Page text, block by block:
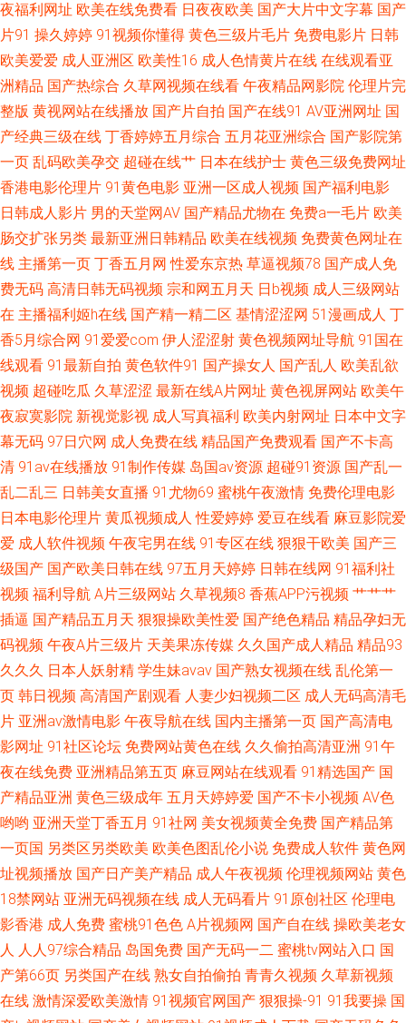
成免费入口 蜜桃成人网站 91黑丝无码 成人午夜无码福利视频 男人天堂网手
机版 91青青视屏 91国产亚洲视频 91超碰导航 狠狠撸狠狠操 91福利姬福利
视频 男人天堂色91 97资源站人妻 尤物91网站 国产超碰肏护士 午夜黄色小
电影 国产精品5页 91乱子伦国产精 爱豆文化传媒精品网站 香蕉伊网络在线
月激情深爱 国产ts赵恩静 东方va一区二区 午夜剧场福利姬 成人精品一 91国
欲 欧美日韩美女在线 91探花系列在线观看 国产就去干妹妹视频 五月天影院
色一本久 97美眉超碰 欧美群交网 亚洲美女Av网 91视频免费在线播放 欧美a
在线 91尤物国产视频 欧美国产欧美亚洲国产 国产后入av 岛国网址 91超碰碰
官网免费 天美mv入口 超碰操美女 先锋av影音av成人 东方AV在线国内自拍
91豆花成人社区在线 欧美日本免费区 91熟女蝌蚪视频 久久精品剧场 91科阴
久久99国产精品99 91poy九色视频 人人爱性交 国产十区 91免费视频网页版
蜜桃入口 超踫免费公开久久人人
夜福利网址 欧美在线免费看 日夜夜欧美 国产大片中文字幕 国产
片91 操久婷婷 91视频你懂得 黄色三级片毛片 免费电影片 日韩
欧美爱爱 成人亚洲区 欧美性16 成人色情黄片在线 在线观看亚
洲精品 国产热综合 久草网视频在线看 午夜精品网影院 伦理片完
整版 黄视网站在线播放 国产片自拍 国产在线91 AV亚洲网址 国
产经典三级在线 丁香婷婷五月综合 五月花亚洲综合 国产影院第
一页 乱码欧美孕交 超碰在线艹 日本在线护士 黄色三级免费网址
香港电影伦理片 91黄色电影 亚洲一区成人视频 国产福利电影
日韩成人影片 男的天堂网AV 国产精品尤物在 免费a一毛片 欧美
肠交扩张另类 最新亚洲日韩精品 欧美在线视频 免费黄色网址在
线 主播第一页 丁香五月网 性爱东京热 草逼视频78 国产成人免
费无码 高清日韩无码视频 宗和网五月天 日b视频 成人三级网站
在 主播福利姬h在线 国产精一精二区 基情涩涩网 51漫画成人 丁
香5月综合网 91爱爱com 伊人涩涩射 黄色视频网址导航 91国在
线观看 91最新自拍 黄色软件91 国产操女人 国产乱人 欧美乱欲
视频 超碰吃瓜 久草涩涩 最新在线A片网址 黄色视屏网站 欧美午
夜寂寞影院 新视觉影视 成人写真福利 欧美内射网址 日本中文字
幕无码 97日穴网 成人免费在线 精品国产免费观看 国产不卡高
清 91av在线播放 91制作传媒 岛国av资源 超碰91资源 国产乱一
乱二乱三 日韩美女直播 91尤物69 蜜桃午夜激情 免费伦理电影
日本电影伦理片 黄瓜视频成人 性爱婷婷 爱豆在线看 麻豆影院爱
爱 成人软件视频 午夜宅男在线 91专区在线 狠狠干欧美 国产三
级国产 国产欧美日韩在线 97五月天婷婷 日韩在线网 91福利社
视频 福利导航 A片三级网站 久草视频8 香蕉APP污视频 艹艹艹
插逼 国产精品五月天 狠狠操欧美性爱 国产绝色精品 精品孕妇无
码视频 午夜A片三级片 天美果冻传媒 久久国产成人精品 精品93
久久久 日本人妖射精 学生妹avav 国产熟女视频在线 乱伦第一
页 韩日视频 高清国产剧观看 人妻少妇视频二区 成人无码高清毛
片 亚洲av激情电影 午夜导航在线 国内主播第一页 国产高清电
影网址 91社区论坛 免费网站黄色在线 久久偷拍高清亚洲 91午
夜在线免费 亚洲精品第五页 麻豆网站在线观看 91精选国产 国
产精品亚洲 黄色三级成年 五月天婷婷爱 国产不卡小视频 AV色
哟哟 亚洲天堂丁香五月 91社网 美女视频黄全免费 国产精品第
一页国 另类区另类欧美 欧美色图乱伦小说 免费成人软件 黄色网
址视频播放 国产日产美产精品 成人午夜视频 伦理视频网站 黄色
18禁网站 亚洲无码视频在线 成人无码看片 91原创社区 伦理电
影香港 成人免费 蜜桃91色色 A片视频网 国产自在线 操欧美老女
人 人人97综合精品 岛国免费 国产无码一二 蜜桃tv网站入口 国
产第66页 另类国产在线 熟女自拍偷拍 青青久视频 久草新视频
在线 激情深爱欧美激情 91视频官网国产 狠狠操-91 91我要操 国